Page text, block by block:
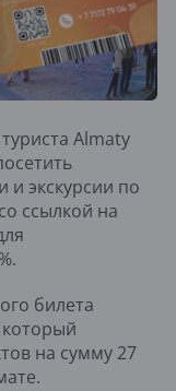
Almaty
и экскурсии по
со ссылкой на
билета
который
на сумму 27